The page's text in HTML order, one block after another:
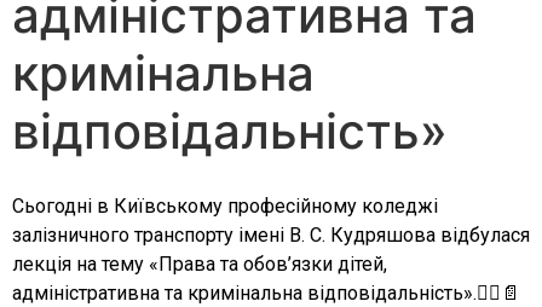
адміністративна та
кримінальна
відповідальність»
Сьогодні в Київському професійному коледжі
залізничного транспорту імені В. С. Кудряшова відбулася
лекція на тему «Права та обов’язки дітей,
адміністративна та кримінальна відповідальність».👮‍♂️📄